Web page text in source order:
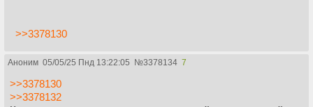
>>3378130
Аноним 05/05/25 Пнд 13:22:05 №3378134 7
>>3378130
>>3378132